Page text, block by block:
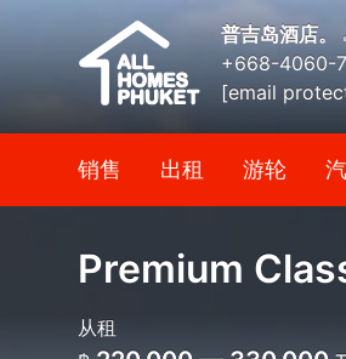
普吉岛酒店。
+668-4060-
[email
销售 出租 游轮
Premium
从租